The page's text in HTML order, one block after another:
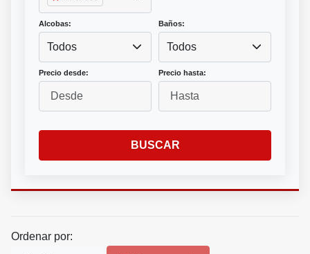
Alcobas:
Todos
Baños:
Todos
Precio desde: Precio hasta:
BUSCAR
Ordenar por: